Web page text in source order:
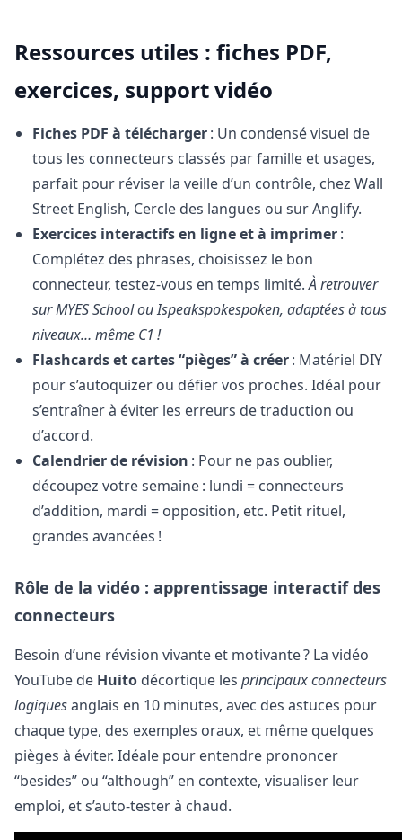
Ressources utiles : fiches PDF,
exercices, support vidéo
Fiches PDF à télécharger: Un condensé visuel de
tous les connecteurs classés par famille et usages,
parfait pour réviser la veille d’un contrôle, chez Wall
Street English, Cercle des langues ou sur Anglify.
Exercices interactifs en ligne et à imprimer:
Complétez des phrases, choisissez le bon
connecteur, testez-vous en temps limité.À retrouver
sur MYES School ou Ispeakspokespoken, adaptées à tous
niveaux… même C1 !
Flashcards et cartes “pièges” à créer: Matériel DIY
pour s’autoquizer ou défier vos proches. Idéal pour
s’entraîner à éviter les erreurs de traduction ou
d’accord.
Calendrier de révision : Pour ne pas oublier,
découpez votre semaine : lundi = connecteurs
d’addition, mardi = opposition, etc. Petit rituel,
grandes avancées !
Rôle de la vidéo : apprentissage interactif des
connecteurs
Besoin d’une révision vivante et motivante ? La vidéo
YouTube de Huito décortique les principaux connecteurs
logiquesanglais en 10 minutes, avec des astuces pour
chaque type, des exemples oraux, et même quelques
pièges à éviter. Idéale pour entendre prononcer
“besides” ou “although” en contexte, visualiser leur
emploi, et s’auto-tester à chaud.